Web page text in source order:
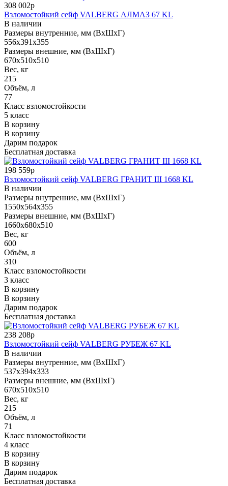
308 002р
Взломостойкий сейф VALBERG АЛМАЗ 67 KL
В наличии
Размеры внутренние, мм (ВхШхГ)
556x391x355
Размеры внешние, мм (ВхШхГ)
670x510x510
Вес, кг
215
Объём, л
77
Класс взломостойкости
5 класс
В корзину
В корзину
Дарим подарок
Бесплатная доставка
198 559р
Взломостойкий сейф VALBERG ГРАНИТ III 1668 KL
В наличии
Размеры внутренние, мм (ВхШхГ)
1550x564x355
Размеры внешние, мм (ВхШхГ)
1660x680x510
Вес, кг
600
Объём, л
310
Класс взломостойкости
3 класс
В корзину
В корзину
Дарим подарок
Бесплатная доставка
238 208р
Взломостойкий сейф VALBERG РУБЕЖ 67 KL
В наличии
Размеры внутренние, мм (ВхШхГ)
537x394x333
Размеры внешние, мм (ВхШхГ)
670x510x510
Вес, кг
215
Объём, л
71
Класс взломостойкости
4 класс
В корзину
В корзину
Дарим подарок
Бесплатная доставка